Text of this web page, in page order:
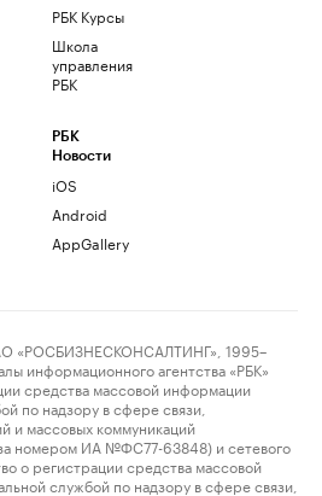
РБК Курсы
Школа
управления
РБК
РБК
Новости
iOS
Android
AppGallery
«РОСБИЗНЕСКОНСАЛТИНГ», 1995–
информационного агентства «РБК»
средства массовой информации
по надзору в сфере связи,
и массовых коммуникаций
номером ИА №ФС77-63848) и сетевого
о регистрации средства массовой
службой по надзору в сфере связи,